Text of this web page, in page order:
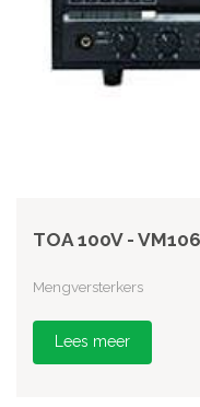
TOA 100V -
Mengversterkers
Lees meer